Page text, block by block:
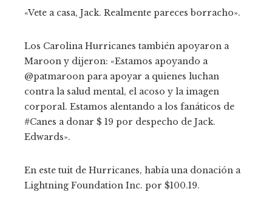
«Vete a casa, Jack. Realmente pareces borracho».
Los Carolina Hurricanes también apoyaron a
Maroon y dijeron: «Estamos apoyando a
@patmaroon para apoyar a quienes luchan
contra la salud mental, el acoso y la imagen
corporal. Estamos alentando a los fanáticos de
#Canes a donar $ 19 por despecho de Jack.
Edwards».
En este tuit de Hurricanes, había una donación a
Lightning Foundation Inc. por $100.19.